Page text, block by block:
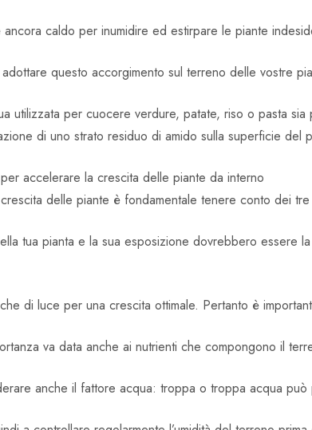
ancora caldo per inumidire ed estirpare le piante
questo accorgimento sul terreno delle vostre
utilizzata per cuocere verdure, patate, riso o pasta
di uno strato residuo di amido sulla superficie del
accelerare la crescita delle piante da interno
delle piante è fondamentale tenere conto dei
tua pianta e la sua esposizione dovrebbero essere
di luce per una crescita ottimale. Pertanto è
va data anche ai nutrienti che compongono il
anche il fattore acqua: troppa o troppa acqua